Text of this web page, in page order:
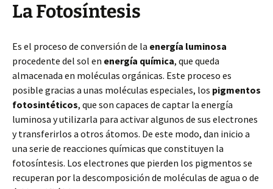
La Fotosíntesis
Es el proceso de conversión de la energía luminosa
procedente del sol en energía química, que queda
almacenada en moléculas orgánicas. Este proceso es
posible gracias a unas moléculas especiales, los pigmentos
fotosintéticos, que son capaces de captar la energía
luminosa y utilizarla para activar algunos de sus electrones
y transferirlos a otros átomos. De este modo, dan inicio a
una serie de reacciones químicas que constituyen la
fotosíntesis. Los electrones que pierden los pigmentos se
recuperan por la descomposición de moléculas de agua o de